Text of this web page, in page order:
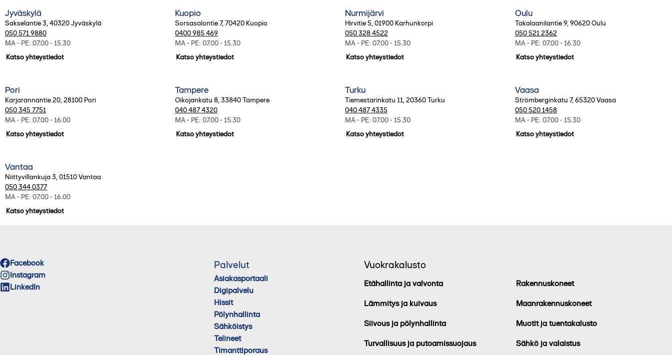
Jyväskylä
Sakselantie 3,40320Jyväskylä
050 571 9880
MA - PE: 07.00 - 15.30
Katso yhteystiedot
Kuopio
Sorsasalontie 7,70420 Kuopio
0400 985 469
MA - PE: 07.00 - 15.30
Katso yhteystiedot
Nurmijärvi
Hirvitie 5,01900 Karhunkorpi
050 328 4522
MA - PE: 07.00 - 15.30
Katso yhteystiedot
Oulu
Takalaanilantie 9,90620Oulu
050 521 2362
MA - PE: 07.00 - 16.30
Katso yhteystiedot
Pori
Karjarannantie 20,28100 Pori
050 345 7751
MA - PE: 07.00 - 16.00
Katso yhteystiedot
Tampere
Oikojankatu 8,33840Tampere
040 487 4320
MA - PE: 07.00 - 15.30
Katso yhteystiedot
Turku
Tiemestarinkatu 11,20360Turku
040 487 4335
MA - PE: 07.00 - 15.30
Katso yhteystiedot
Vaasa
Strömberginkatu 7,65320Vaasa
050 520 1458
MA - PE: 07.00 - 15.30
Katso yhteystiedot
Vantaa
Niittyvillankuja 3,01510Vantaa
050 344 0377
MA - PE: 07.00 - 16.00
Katso yhteystiedot
Facebook
Instagram
LinkedIn
Palvelut
Asiakasportaali
Digipalvelu
Hissit
Pölynhallinta
Sähköistys
Telineet
Timanttiporaus
Vuokrakalusto
Etähallinta ja valvonta
Lämmitys ja kuivaus
Siivous ja pölynhallinta
Turvallisuus ja putoamissuojaus
Rakennuskoneet
Maanrakennuskoneet
Muotit ja tuentakalusto
Sähkö ja valaistus